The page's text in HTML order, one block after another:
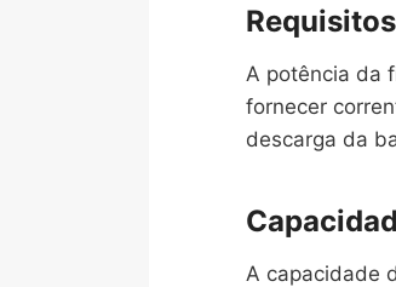
A potência da
fornecer
descarga da
A capacidade